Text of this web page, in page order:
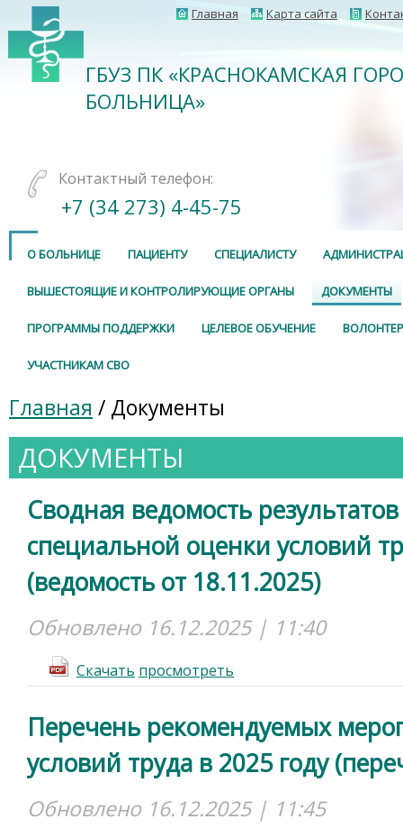
Главная Карта сайта
ГБУЗ ПК «КРАСНОКАМСКАЯ
БОЛЬНИЦА»
Контактный телефон:
+7 (34 273) 4-45-75
О БОЛЬНИЦЕ ПАЦИЕНТУ СПЕЦИАЛИСТУ
ВЫШЕСТОЯЩИЕ И КОНТРОЛИРУЮЩИЕ ОРГАНЫ ДОКУМЕНТЫ
ПРОГРАММЫ ПОДДЕРЖКИ ЦЕЛЕВОЕ ОБУЧЕНИЕ
УЧАСТНИКАМ СВО
Главная / Документы
ДОКУМЕНТЫ
Сводная ведомость
специальной оценки условий
(ведомость от 18.11.2025)
Обновлено 16.12.2025 | 11:40
Cкачать просмотреть
Перечень рекомендуемых
условий труда в 2025 году
Обновлено 16.12.2025 | 11:45